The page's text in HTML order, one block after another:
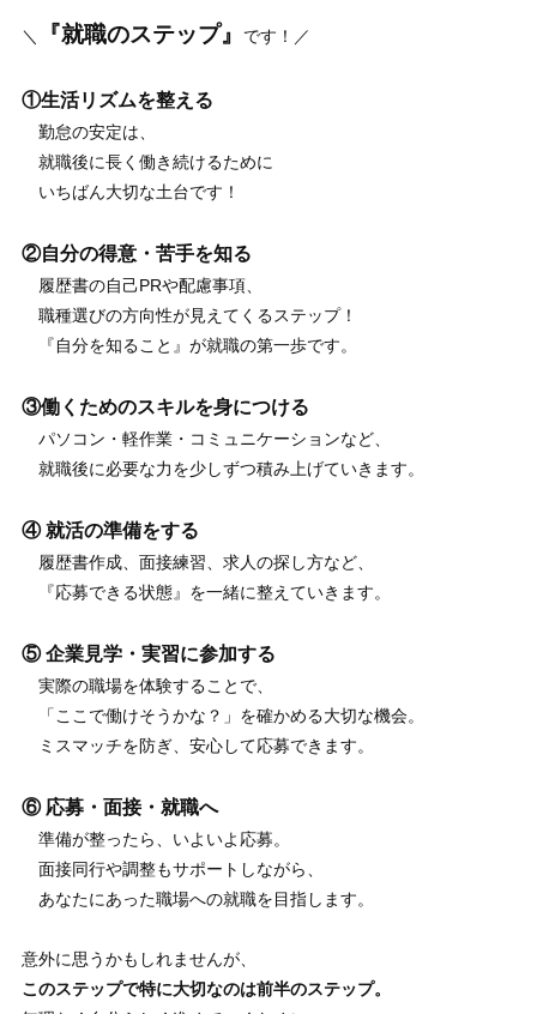
＼ 『就職のステップ』 です！／
①生活リズムを整える
勤怠の安定は、
就職後に長く働き続けるために
いちばん大切な土台です！
②自分の得意・苦手を知る
履歴書の自己PRや配慮事項、
職種選びの方向性が見えてくるステップ！
『自分を知ること』が就職の第一歩です。
③働くためのスキルを身につける
パソコン・軽作業・コミュニケーションなど、
就職後に必要な力を少しずつ積み上げていきます。
④ 就活の準備をする
履歴書作成、面接練習、求人の探し方など、
『応募できる状態』を一緒に整えていきます。
⑤ 企業見学・実習に参加する
実際の職場を体験することで、
「ここで働けそうかな？」を確かめる大切な機会。
ミスマッチを防ぎ、安心して応募できます。
⑥ 応募・面接・就職へ
準備が整ったら、いよいよ応募。
面接同行や調整もサポートしながら、
あなたにあった職場への就職を目指します。
意外に思うかもしれませんが、
このステップで特に大切なのは前半のステップ。